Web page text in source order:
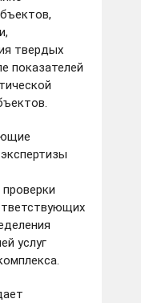
твердых
показателей
услуг